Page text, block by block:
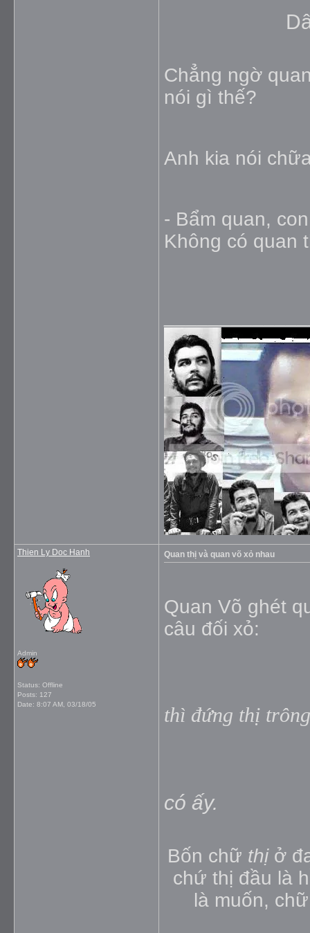
Chẳng ngờ
nói gì thế?
Anh kia nói
- Bẩm quan,
Không có quan
Thien Ly Doc Hanh
Admin
Status: Offline
Posts: 127
Date: 8:07 AM, 03/18/05
Quan thị và quan võ xỏ nhau
Quan Võ ghét
câu đối xỏ:
thì đứng thị
có ấy.
Bốn chữ thịở
chứ thị đầu là
là muốn,